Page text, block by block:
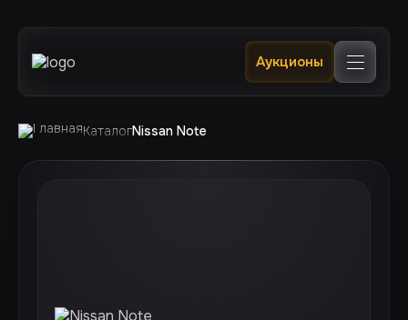
Главная
Каталог
Клиентам
Отслеживание
Контакты
Аукционы
КаталогNissan Note